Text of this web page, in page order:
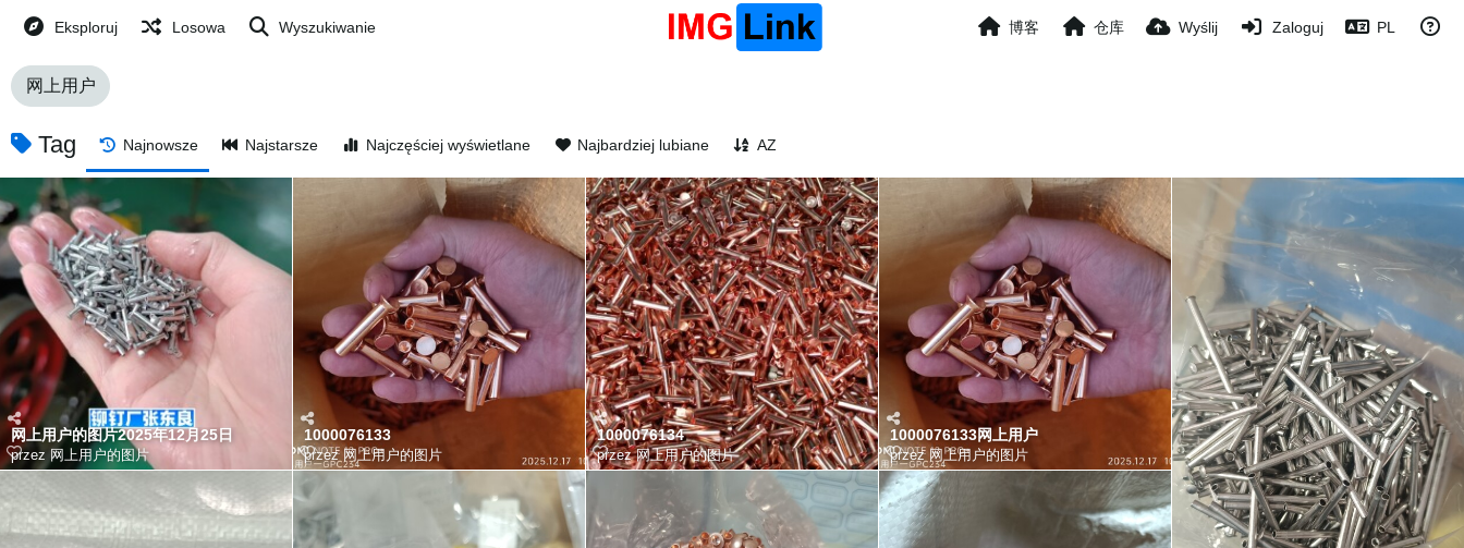
Eksploruj Losowa Wyszukiwanie 博客 仓库 Wyślij Zaloguj PL
网上用户
Tag Najnowsze Najstarsze Najczęściej wyświetlane Najbardziej lubiane AZ
网上用户的图片2025年12月25日
przez 网上用户的图片
1000076133
przez 网上用户的图片
1000076134
przez网上用户的图片
1000076133网上用户
przez 网上用户的图片